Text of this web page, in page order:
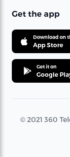
Get the app
Download on
App Store
Get it on
Google
© 2021 360